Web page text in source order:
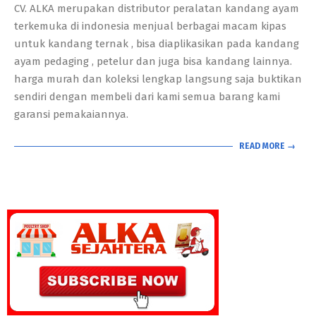
05
CV. ALKA merupakan distributor peralatan kandang ayam
terkemuka di indonesia menjual berbagai macam kipas
untuk kandang ternak , bisa diaplikasikan pada kandang
ayam pedaging , petelur dan juga bisa kandang lainnya.
harga murah dan koleksi lengkap langsung saja buktikan
sendiri dengan membeli dari kami semua barang kami
garansi pemakaiannya.
READ MORE →